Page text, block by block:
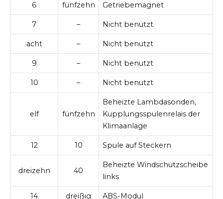
6 fünfzehn Getriebemagnet
7 – Nicht benutzt
acht – Nicht benutzt
9 – Nicht benutzt
10 – Nicht benutzt
elf fünfzehn
Beheizte Lambdasonden,
Kupplungsspulenrelais der
Klimaanlage
12 10 Spule auf Steckern
dreizehn 40
Beheizte Windschutzscheibe
links
14 dreißig ABS-Modul